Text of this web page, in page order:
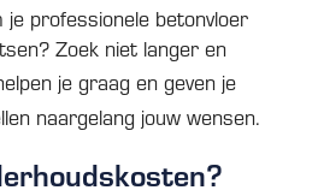
professionele betonvloer
Zoek niet langer en
je graag en geven je
naargelang jouw wensen.